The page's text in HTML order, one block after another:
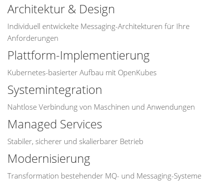
Architektur & Design
Individuell entwickelte Messaging-Architekturen für Ihre
Anforderungen
Plattform-Implementierung
Kubernetes-basierter Aufbau mit OpenKubes
Systemintegration
Nahtlose Verbindung von Maschinen und Anwendungen
Managed Services
Stabiler, sicherer und skalierbarer Betrieb
Modernisierung
Transformation bestehender MQ- und Messaging-Systeme